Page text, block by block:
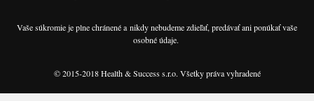
Vaše súkromie je plne chránené a nikdy nebudeme zdieľať, predávať ani ponúkať vaše
osobné údaje.
© 2015-2018 Health & Success s.r.o. Všetky práva vyhradené